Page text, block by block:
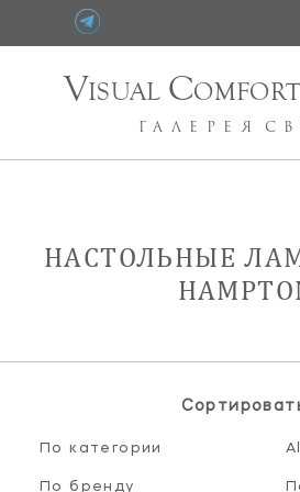
VISUAL COMFORT
ГАЛЕРЕЯ
НАСТОЛЬНЫЕ
По категории
По бренду